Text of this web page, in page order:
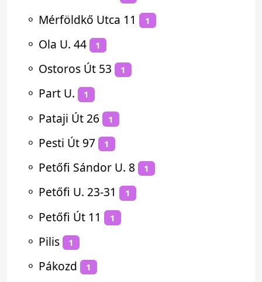
⚬ Mérföldkő Utca 11 1
⚬ Ola U. 44 1
⚬ Ostoros Út 53 1
⚬ Part U. 1
⚬ Pataji Út 26 1
⚬ Pesti Út 97 1
⚬ Petőfi Sándor U. 8 1
⚬ Petőfi U. 23-31 1
⚬ Petőfi Út 11 1
⚬ Pilis 1
⚬ Pákozd 1